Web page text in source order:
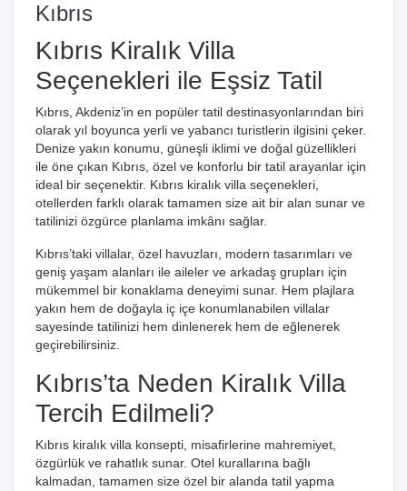
Kıbrıs
Kıbrıs Kiralık Villa
Seçenekleri ile Eşsiz Tatil
Kıbrıs, Akdeniz’in en popüler tatil destinasyonlarından biri
olarak yıl boyunca yerli ve yabancı turistlerin ilgisini çeker.
Denize yakın konumu, güneşli iklimi ve doğal güzellikleri
ile öne çıkan Kıbrıs, özel ve konforlu bir tatil arayanlar için
ideal bir seçenektir. Kıbrıs kiralık villa seçenekleri,
otellerden farklı olarak tamamen size ait bir alan sunar ve
tatilinizi özgürce planlama imkânı sağlar.
Kıbrıs’taki villalar, özel havuzları, modern tasarımları ve
geniş yaşam alanları ile aileler ve arkadaş grupları için
mükemmel bir konaklama deneyimi sunar. Hem plajlara
yakın hem de doğayla iç içe konumlanabilen villalar
sayesinde tatilinizi hem dinlenerek hem de eğlenerek
geçirebilirsiniz.
Kıbrıs’ta Neden Kiralık Villa
Tercih Edilmeli?
Kıbrıs kiralık villa konsepti, misafirlerine mahremiyet,
özgürlük ve rahatlık sunar. Otel kurallarına bağlı
kalmadan, tamamen size özel bir alanda tatil yapma